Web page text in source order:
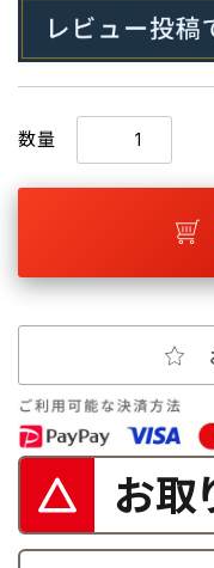
数量
お取